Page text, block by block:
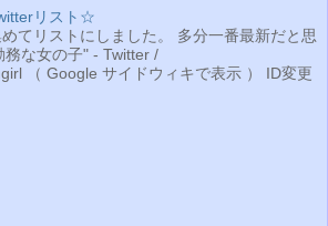
リスト☆
てリストにしました。 多分一番最新だと思
な女の子" - Twitter /
（ Google サイドウィキで表示 ） ID変更